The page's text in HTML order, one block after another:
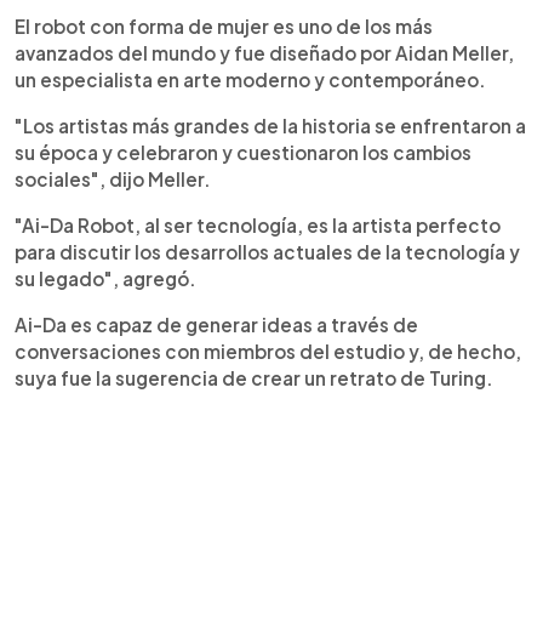
El robot con forma de mujer es uno de los más
avanzados del mundo y fue diseñado por Aidan Meller,
un especialista en arte moderno y contemporáneo.
"Los artistas más grandes de la historia se enfrentaron a
su época y celebraron y cuestionaron los cambios
sociales", dijo Meller.
"Ai-Da Robot, al ser tecnología, es la artista perfecto
para discutir los desarrollos actuales de la tecnología y
su legado", agregó.
Ai-Da es capaz de generar ideas a través de
conversaciones con miembros del estudio y, de hecho,
suya fue la sugerencia de crear un retrato de Turing.